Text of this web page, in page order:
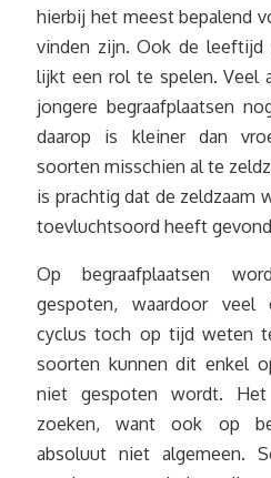
hierbij het meest bepalend
vinden zijn. Ook de leeftijd
lijkt een rol te spelen. Veel
jongere begraafplaatsen
daarop is kleiner dan
soorten misschien al te
is prachtig dat de zeldzaam
toevluchtsoord heeft
Op begraafplaatsen
gespoten, waardoor veel
cyclus toch op tijd weten
soorten kunnen dit enkel
niet gespoten wordt.
zoeken, want ook op
absoluut niet algemeen.